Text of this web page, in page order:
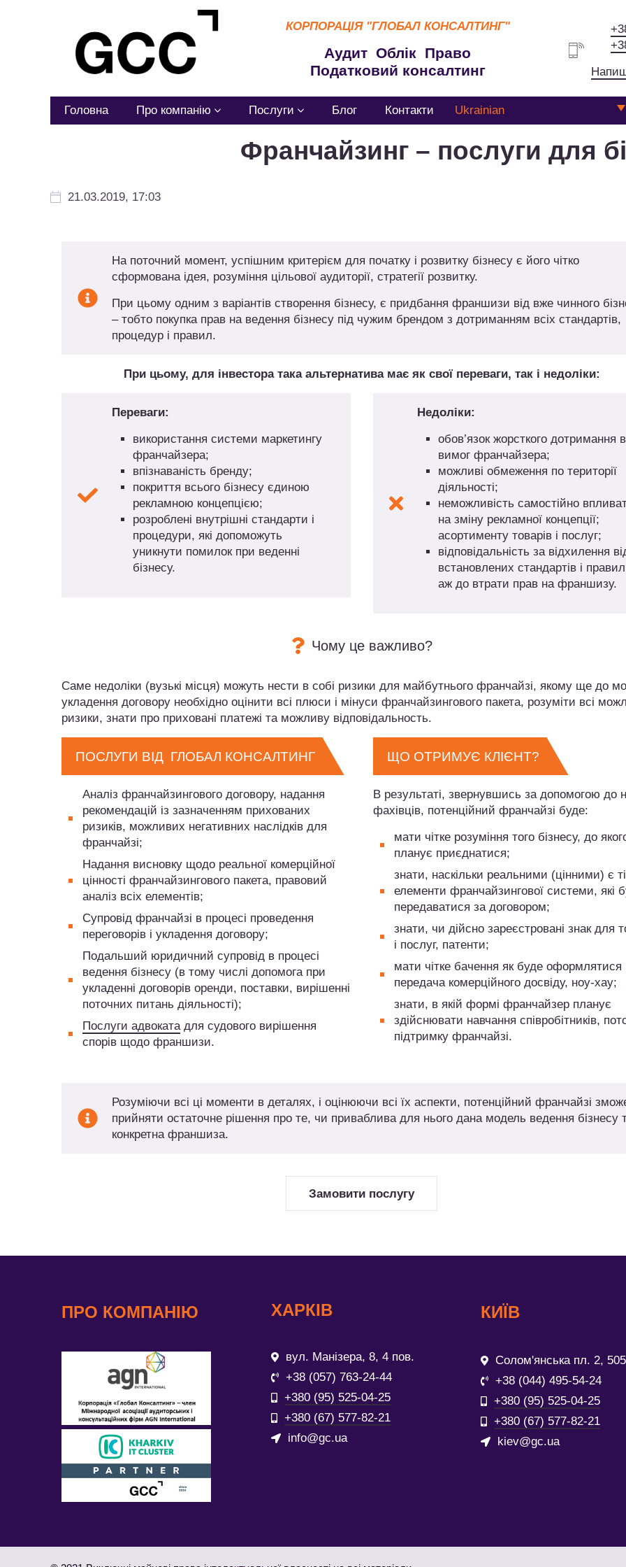
КОРПОРАЦІЯ "ГЛОБАЛ КОНСАЛТИНГ"
Аудит Облік Право
Податковий консалтинг
Головна Про компанію Послуги Блог Контакти Ukrainian
Франчайзинг – послуги для
21.03.2019, 17:03
На поточний момент, успішним критерієм для початку і розвитку бізнесу є його чітко
сформована ідея, розуміння цільової аудиторії, стратегії розвитку.
При цьому одним з варіантів створення бізнесу, є придбання франшизи від вже чинного
– тобто покупка прав на ведення бізнесу під чужим брендом з дотриманням всіх стандартів,
процедур і правил.
При цьому, для інвестора така альтернатива має як свої переваги, так і недоліки:
Переваги:
використання системи маркетингу
франчайзера;
впізнаваність бренду;
покриття всього бізнесу єдиною
рекламною концепцією;
розроблені внутрішні стандарти і
процедури, які допоможуть
уникнути помилок при веденні
бізнесу.
Недоліки:
обов’язок жорсткого дотримання
вимог франчайзера;
можливі обмеження по території
діяльності;
неможливість самостійно
на зміну рекламної концепції;
асортименту товарів і послуг;
відповідальність за відхилення
встановлених стандартів і
аж до втрати прав на франшизу.
Чому це важливо?
Саме недоліки (вузькі місця) можуть нести в собі ризики для майбутнього франчайзі, якому ще до
укладення договору необхідно оцінити всі плюси і мінуси франчайзингового пакета, розуміти всі
ризики, знати про приховані платежі та можливу ​​відповідальность.
ПОСЛУГИ ВІД ГЛОБАЛ КОНСАЛТИНГ
Аналіз франчайзингового договору, надання
рекомендацій із зазначенням прихованих
ризиків, можливих негативних наслідків для
франчайзі;
Надання висновку щодо реальної комерційної
цінності франчайзингового пакета, правовий
аналіз всіх елементів;
Супровід франчайзі в процесі проведення
переговорів і укладення договору;
Подальший юридичний супровід в процесі
ведення бізнесу (в тому числі допомога при
укладенні договорів оренди, поставки, вирішенні
поточних питань діяльності);
Послуги адвокатадля судового вирішення
спорів щодо франшизи.
ЩО ОТРИМУЄ КЛІЄНТ?
В результаті, звернувшись за допомогою до
фахівців, потенційний франчайзі буде:
мати чітке розуміння того бізнесу, до
планує приєднатися;
знати, наскільки реальними (цінними) є ті
елементи франчайзингової системи, які
передаватися за договором;
знати, чи дійсно зареєстровані знак для
і послуг, патенти;
мати чітке бачення як буде оформлятися
передача комерційного досвіду, ноу-хау;
знати, в якій формі франчайзер планує
здійснювати навчання співробітників,
підтримку франчайзі.
Розуміючи всі ці моменти в деталях, і оцінюючи всі їх аспекти, потенційний франчайзі
прийняти остаточне рішення про те, чи приваблива для нього дана модель ведення бізнесу
конкретна франшиза.
Замовити послугу
ПРО КОМПАНІЮ ХАРКІВ
вул. Манізера, 8, 4 пов.
+38 (057) 763-24-44
+380 (95) 525-04-25
+380 (67) 577-82-21
info@gc.ua
КИЇВ
Солом'янська пл. 2, 505
+38 (044) 495-54-24
+380 (95) 525-04-25
+380 (67) 577-82-21
kiev@gc.ua